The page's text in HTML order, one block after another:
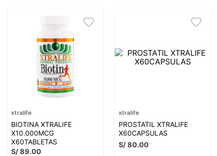
xtralife
BIOTINA XTRALIFE
X10.000MCG
X60TABLETAS
S/89.00
xtralife
PROSTATIL XTRALIFE
X60CAPSULAS
S/80.00